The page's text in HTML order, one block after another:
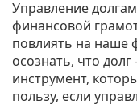
Управление
финансовой
повлиять на наше
осознать, что
инструмент,
пользу, если